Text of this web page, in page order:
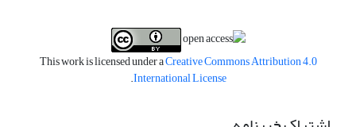
This work is licensed under aCreative Commons Attribution 4.0
International License
.